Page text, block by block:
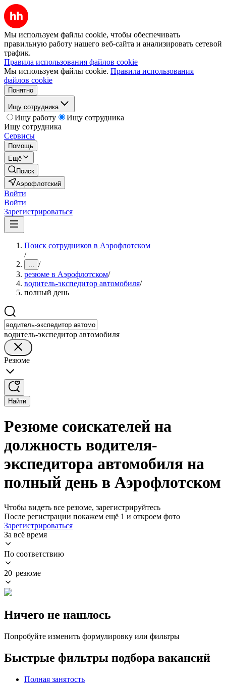
Мы используем файлы cookie, чтобы обеспечивать
правильную работу нашего веб-сайта и анализировать сетевой
трафик.
Правила использования файлов cookie
Мы используем файлы cookie. Правила использования
файлов cookie
Понятно
Ищу сотрудника
Ищу работу
Ищу сотрудника
Ищу сотрудника
Сервисы
Помощь
Ещё
Поиск
Аэрофлотский
Войти
Войти
Зарегистрироваться
Поиск сотрудников в Аэрофлотском
/
... /
резюме в Аэрофлотском/
водитель-экспедитор автомобиля/
полный день
водитель-экспедитор автомобиля
Резюме
Найти
Резюме соискателей на
должность водителя-
экспедитора автомобиля на
полный день в Аэрофлотском
Чтобы видеть все резюме, зарегистрируйтесь
После регистрации покажем ещё 1 и откроем фото
Зарегистрироваться
За всё время
По соответствию
20 резюме
Ничего не нашлось
Попробуйте изменить формулировку или фильтры
Быстрые фильтры подбора вакансий
Полная занятость